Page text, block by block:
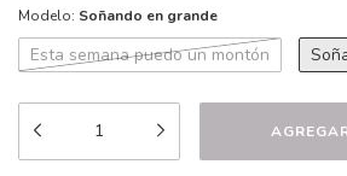
Modelo: Soñando en grande
Esta semana puedo un montón